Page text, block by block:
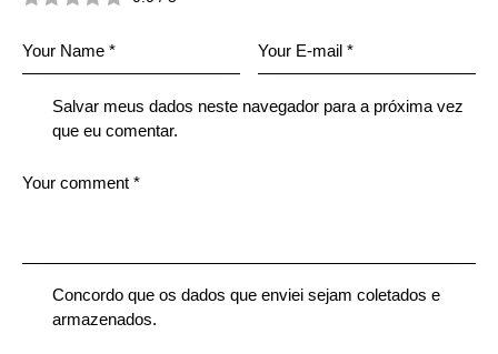
Salvar meus dados neste navegador para a próxima vez
que eu comentar.
Concordo que os dados que enviei sejam coletados e
armazenados.